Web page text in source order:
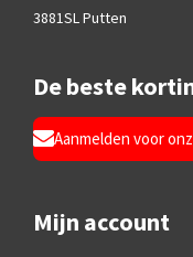
3881SL Putten
De beste
Aanmelden voor
Mijn account